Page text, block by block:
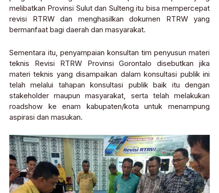
melibatkan Provinsi Sulut dan Sulteng itu bisa mempercepat
revisi RTRW dan menghasilkan dokumen RTRW yang
bermanfaat bagi daerah dan masyarakat.
Sementara itu, penyampaian konsultan tim penyusun materi
teknis Revisi RTRW Provinsi Gorontalo disebutkan jika
materi teknis yang disampaikan dalam konsultasi publik ini
telah melalui tahapan konsultasi publik baik itu dengan
stakeholder maupun masyarakat, serta telah melakukan
roadshow ke enam kabupaten/kota untuk menampung
aspirasi dan masukan.